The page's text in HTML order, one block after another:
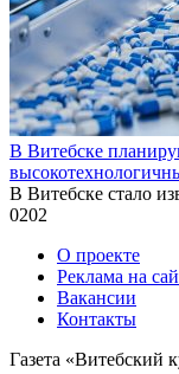
В Витебске
В Витебске стало
0202
О проекте
Реклама на
Вакансии
Контакты
Газета «Витебский